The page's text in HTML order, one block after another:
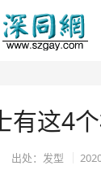
有这4
出处：发型